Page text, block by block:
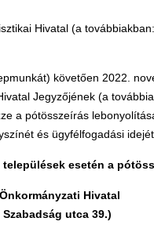
Hivatal (a
követően 2022.
Jegyzőjének (a
a pótösszeírás
és ügyfélfogadási idejét.
esetén a
Hivatal
utca 39.)